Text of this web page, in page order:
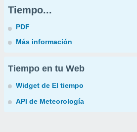
Tiempo...
PDF
Más información
Tiempo en tu Web
Widget de El tiempo
API de Meteorología